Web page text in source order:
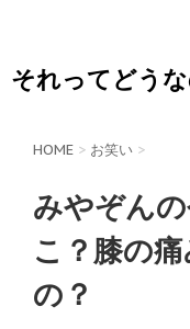
それってどうな
HOME > お笑い >
みやぞん
こ？膝の
の？